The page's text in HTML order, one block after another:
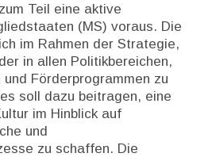
Teil eine aktive
(MS) voraus. Die
im Rahmen der Strategie,
in allen Politikbereichen,
Förderprogrammen zu
soll dazu beitragen, eine
im Hinblick auf
und
zu schaffen. Die